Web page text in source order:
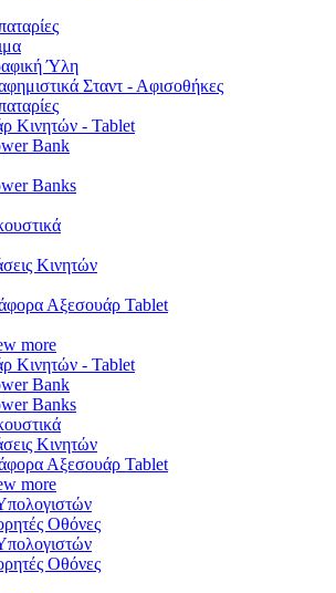
Ύλη
Σταντ - Αφισοθήκες
Κινητών - Tablet
Bank
Banks
Κινητών
Αξεσουάρ Tablet
more
Κινητών - Tablet
Bank
Banks
Κινητών
Αξεσουάρ Tablet
more
Οθόνες
Οθόνες